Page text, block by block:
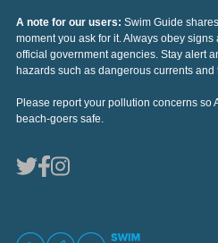
A note for our users: Swim Guide
moment you ask for it. Always obey
official government agencies. Stay alert
hazards such as dangerous currents and
Please report your pollution concerns so
beach-goers safe.